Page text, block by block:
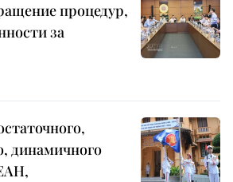
процедур,
за
динамичного